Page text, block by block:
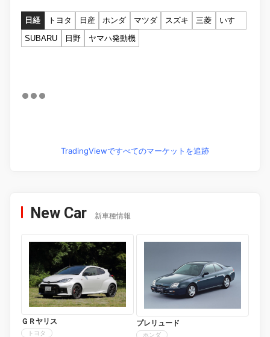
日経 トヨタ 日産 ホンダ マツダ スズキ 三菱
いすゞ
SUBARU
日野 ヤマハ発動機
TradingViewですべてのマーケットを追跡
New Car 新車種情報
ＧＲヤリス
トヨタ
プレリュード
ホンダ